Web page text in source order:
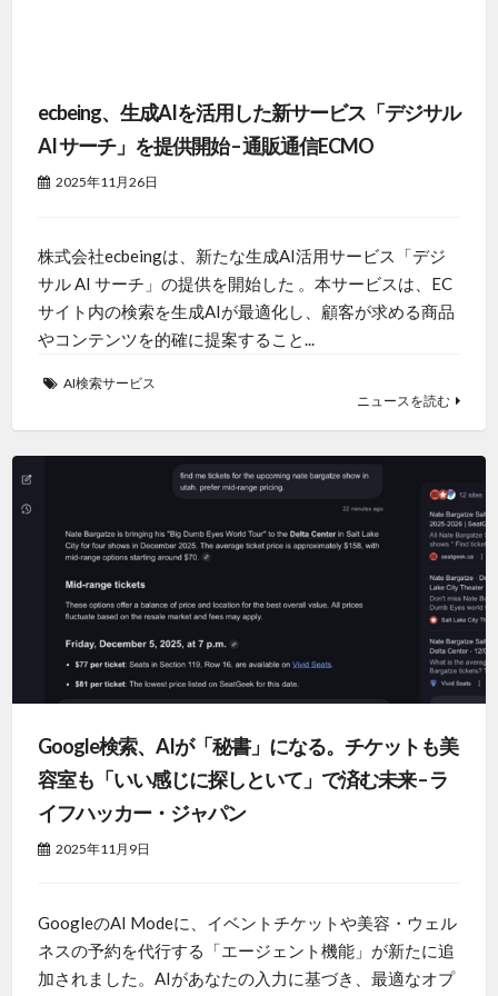
ecbeing、生成AIを活用した新サービス「デジサル
AI サーチ」を提供開始 – 通販通信ECMO
2025年11月26日
株式会社ecbeingは、新たな生成AI活用サービス「デジ
サル AI サーチ」の提供を開始した 。本サービスは、EC
サイト内の検索を生成AIが最適化し、顧客が求める商品
やコンテンツを的確に提案すること...
AI検索サービス
ニュースを読む
Google検索、AIが「秘書」になる。チケットも美
容室も「いい感じに探しといて」で済む未来 – ラ
イフハッカー・ジャパン
2025年11月9日
GoogleのAI Modeに、イベントチケットや美容・ウェル
ネスの予約を代行する「エージェント機能」が新たに追
加されました。AIがあなたの入力に基づき、最適なオプ